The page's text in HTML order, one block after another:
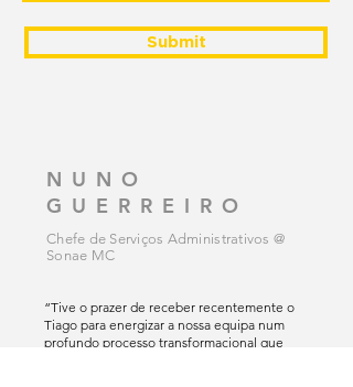
Submit
NUNO
GUERREIRO
Chefe de Serviços Administrativos @
Sonae MC
“Tive o prazer de receber recentemente o
Tiago para energizar a nossa equipa num
profundo processo transformacional que